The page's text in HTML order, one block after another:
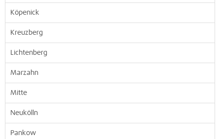
Köpenick
Kreuzberg
Lichtenberg
Marzahn
Mitte
Neukölln
Pankow